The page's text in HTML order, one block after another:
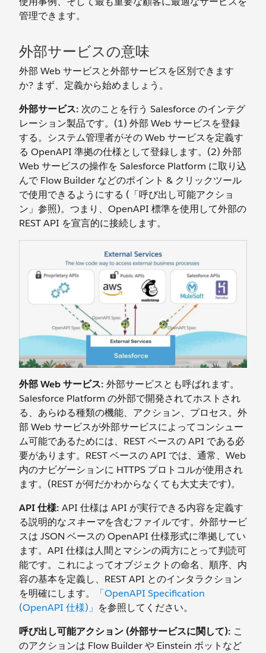
管理できます。
外部サービスの意味
外部 Web サービスと外部サービスを区別できます
か? まず、定義から始めましょう。
外部サービス: 次のことを行う Salesforce のインテグ
レーション製品です。(1) 外部 Web サービスを登録
する。システム管理者がその Web サービスを定義す
る OpenAPI 準拠の仕様として登録します。(2) 外部
Web サービスの操作を Salesforce Platform に取り込
んで Flow Builder などのポイント & クリックツール
で使用できるようにする (「呼び出し可能アクショ
ン」参照)。つまり、OpenAPI 標準を使用して外部の
REST API を宣言的に接続します。
外部 Web サービス: 外部サービスとも呼ばれます。
Salesforce Platform の外部で開発されてホストされ
る、あらゆる種類の機能、アクション、プロセス。外
部 Web サービスが外部サービスによってコンシュー
ム可能であるためには、REST ベースの API である必
要があります。REST ベースの API では、通常、Web
内のナビゲーションに HTTPS プロトコルが使用され
ます。(REST が何だかわからなくても大丈夫です)。
API 仕様: API 仕様は API が実行できる内容を定義す
る説明的なスキーマを含むファイルです。外部サービ
スは JSON ベースの OpenAPI 仕様形式に準拠してい
ます。API 仕様は人間とマシンの両方にとって判読可
能です。これによってオブジェクトの命名、順序、内
容の基本を定義し、REST API とのインタラクション
を明確にします。
「OpenAPI Specification
(OpenAPI 仕様)」 を参照してください。
呼び出し可能アクション (外部サービスに関して): こ
のアクションは Flow Builder や Einstein ボットなど